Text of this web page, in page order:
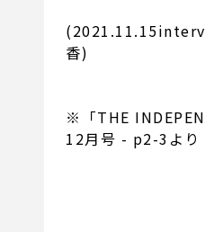
香)
※「THE
12月号 - p2-3より